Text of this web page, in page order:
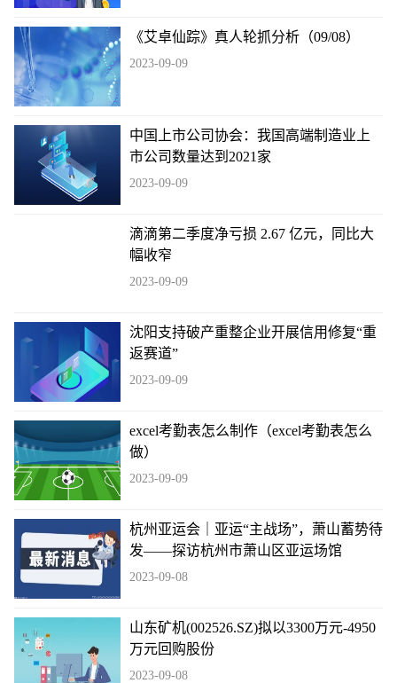
《艾卓仙踪》真人轮抓分析（09/08）
2023-09-09
中国上市公司协会：我国高端制造业上
市公司数量达到2021家
2023-09-09
滴滴第二季度净亏损 2.67 亿元，同比大
幅收窄
2023-09-09
沈阳支持破产重整企业开展信用修复“重
返赛道”
2023-09-09
excel考勤表怎么制作（excel考勤表怎么
做）
2023-09-09
杭州亚运会｜亚运“主战场”，萧山蓄势待
发——探访杭州市萧山区亚运场馆
2023-09-08
山东矿机(002526.SZ)拟以3300万元-4950
万元回购股份
2023-09-08